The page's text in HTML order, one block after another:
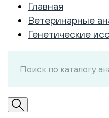
Главная
Ветеринарные
Генетические